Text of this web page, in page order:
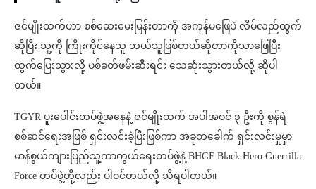
ဇင်မျိုးထက်ဟာ စစ်ဆေးမေးမြန်းတာကို အကုန်မဖြေပဲ လိမ်လည်ထွက်
ဆိုပြီး သူ့ကို ကြိုးကိုင်နေသူ ဘယ်သူဖြစ်တယ်ဆိုတာကိုသာဖြေပြီး
ထွက်ပြေးသွားလို့ ပစ်ခတ်ဖမ်းဆီးရင်း သေဆုံးသွားတယ်လို့ ဆိုပါ
တယ်။
TGYR ပူးပေါင်းတပ်ဖွဲ့အနေနဲ့ ဇင်မျိုးထက် အပါအဝင် ၃ ဦးကို စွန်ရဲ
စစ်ဆင်ရေးအဖြစ် ရှင်းလင်းခဲ့ပြီးဖြစ်ကာ အခုတခေါက် ရှင်းလင်းမှုမှာ
မာန်စွယ်ကျားပြည်သူ့ကာကွယ်ရေးတပ်ဖွဲ့နဲ့ BHGF Black Hero Guerrilla
Force တပ်ဖွဲ့တို့လည်း ပါဝင်တယ်လို့ သိရပါတယ်။